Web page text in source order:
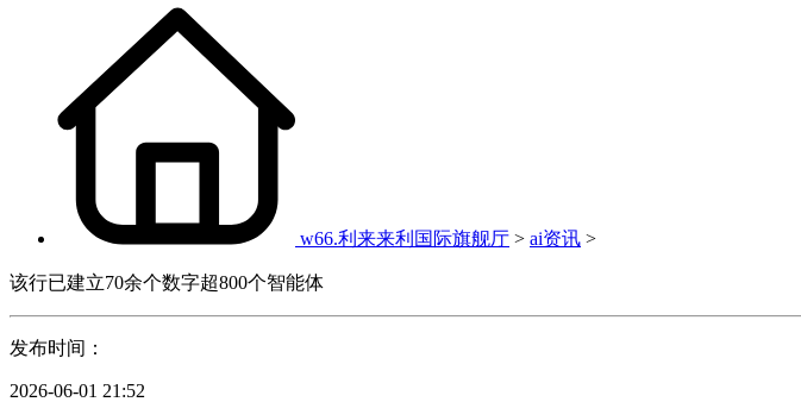
w66.利来来利国际旗舰厅 > ai资讯 >
该行已建立70余个数字超800个智能体
发布时间：
2026-06-01 21:52